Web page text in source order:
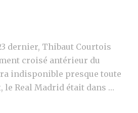
dernier, Thibaut Courtois
croisé antérieur du
indisponible presque toute
le Real Madrid était dans …